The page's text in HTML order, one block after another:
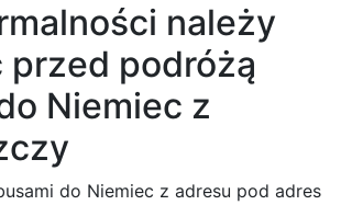
należy
przed podróżą
Niemiec z
do Niemiec z adresu pod adres